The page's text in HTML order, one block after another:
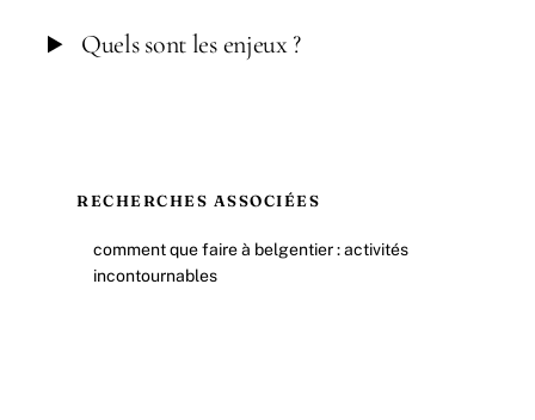
Quels sont les enjeux ?
RECHERCHES ASSOCIÉES
comment que faire à belgentier : activités
incontournables